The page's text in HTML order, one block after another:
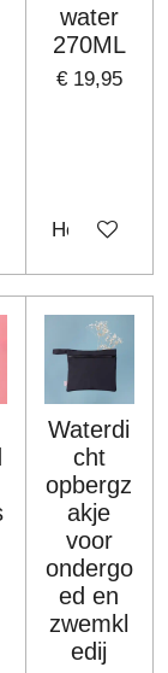
water
270ML
€ 19,95
Houd mij op
Waterdi
cht
opbergz
akje
voor
ondergo
ed en
zwemkl
edij